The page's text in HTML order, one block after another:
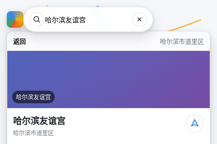
返回 哈尔滨市道里区
哈尔滨友谊宫
哈尔滨友谊宫
哈尔滨市道里区